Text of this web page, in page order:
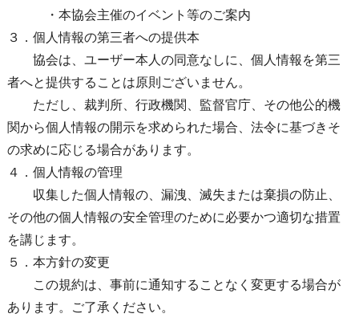
・本協会主催のイベント等のご案内
３．個人情報の第三者への提供本
協会は、ユーザー本人の同意なしに、個人情報を第三
者へと提供することは原則ございません。
ただし、裁判所、行政機関、監督官庁、その他公的機
関から個人情報の開示を求められた場合、法令に基づきそ
の求めに応じる場合があります。
４．個人情報の管理
収集した個人情報の、漏洩、滅失または棄損の防止、
その他の個人情報の安全管理のために必要かつ適切な措置
を講じます。
５．本方針の変更
この規約は、事前に通知することなく変更する場合が
あります。ご了承ください。